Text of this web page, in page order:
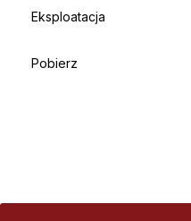
Eksploatacja
Pobierz